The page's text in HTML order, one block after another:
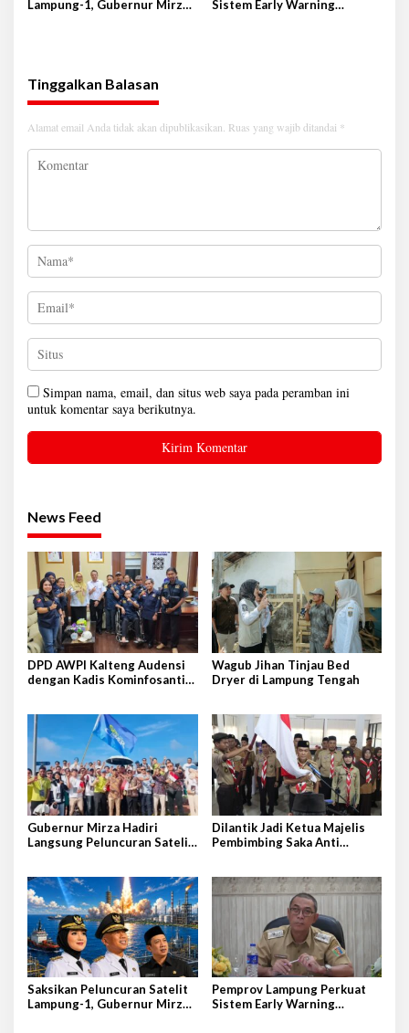
Lampung-1, Gubernur Mirza
Sistem Early Warning
Tinggalkan Balasan
Alamat email Anda tidak akan dipublikasikan. Ruas yang wajib ditandai *
Simpan nama, email, dan situs web saya pada peramban ini
untuk komentar saya berikutnya.
News Feed
DPD AWPI Kalteng Audensi
dengan Kadis Kominfosantik
Indonesia
Wagub Jihan Tinjau Bed
Dryer di Lampung Tengah
Gubernur Mirza Hadiri
Langsung Peluncuran Satelit
Dilantik Jadi Ketua Majelis
Pembimbing Saka Anti
Pramuka Garda P4GN
Saksikan Peluncuran Satelit
Lampung-1, Gubernur Mirza
Pemprov Lampung Perkuat
Sistem Early Warning